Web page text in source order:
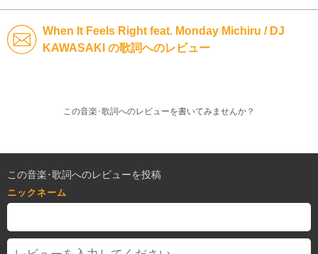
When It Feels Right feat. Monday Michiru / DJ
KAWASAKI の歌詞へのレビュー
この音楽･歌詞へのレビューを書いてみませんか？
この音楽･歌詞へのレビューを投稿
ニックネーム